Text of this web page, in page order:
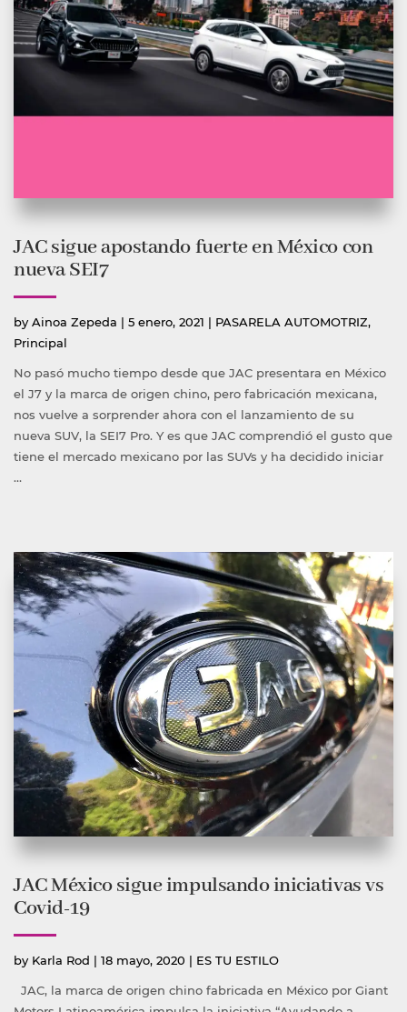
JAC sigue apostando fuerte en México con
nueva SEI7
by Publicado
por
Ainoa Zepeda | 5 enero, 2021 | Publicada
PASARELA AUTOMOTRIZ,
Principal
No pasó mucho tiempo desde que JAC presentara en México
el J7 y la marca de origen chino, pero fabricación mexicana,
nos vuelve a sorprender ahora con el lanzamiento de su
nueva SUV, la SEI7 Pro. Y es que JAC comprendió el gusto que
tiene el mercado mexicano por las SUVs y ha decidido iniciar
…
JAC México sigue impulsando iniciativas vs
Covid-19
by Publicado
Karla Rod | 18 mayo, 2020 | Publicada
ES TU ESTILO
JAC, la marca de origen chino fabricada en México por Giant